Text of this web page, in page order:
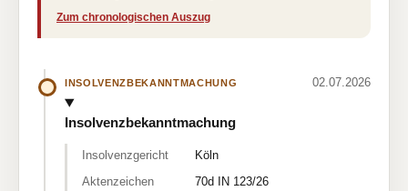
Zum chronologischen Auszug
INSOLVENZBEKANNTMACHUNG 02.07.2026
Insolvenzbekanntmachung
Insolvenzgericht
Köln
Aktenzeichen
70d IN 123/26